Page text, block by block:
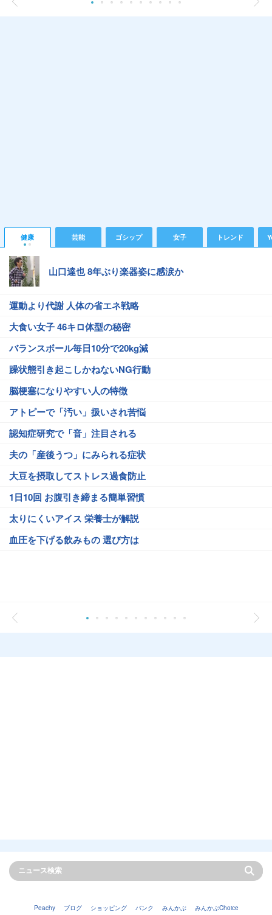
健康 芸能 ゴシップ 女子 トレンド
山口達也 8年ぶり楽器姿に感涙か
運動より代謝 人体の省エネ戦略
大食い女子 46キロ体型の秘密
バランスボール毎日10分で20kg減
躁状態引き起こしかねないNG行動
脳梗塞になりやすい人の特徴
アトピーで「汚い」扱いされ苦悩
認知症研究で「音」注目される
夫の「産後うつ」にみられる症状
大豆を摂取してストレス過食防止
1日10回 お腹引き締まる簡単習慣
太りにくいアイス 栄養士が解説
血圧を下げる飲みもの 選び方は
Peachy ブログ ショッピング バンク みんかぶ みんかぶChoice